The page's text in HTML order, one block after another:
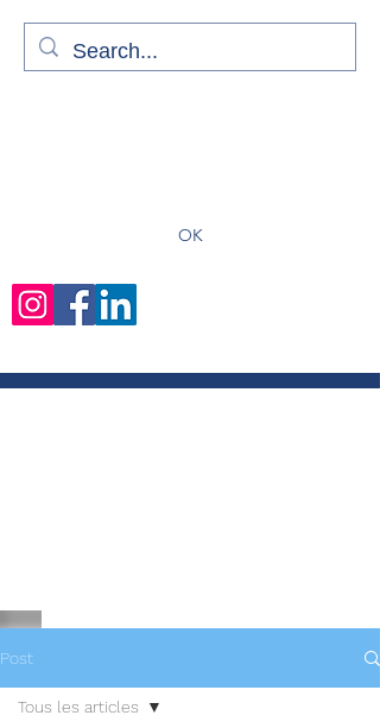
OK
Post
Tous les articles